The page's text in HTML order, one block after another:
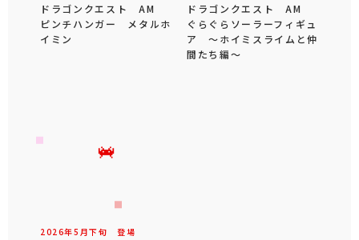
ドラゴンクエスト AM
ピンチハンガー メタルホ
イミン
ドラゴンクエスト AM
ぐらぐらソーラーフィギュ
ア ～ホイミスライムと仲
間たち編～
2026年5 月下旬 登場